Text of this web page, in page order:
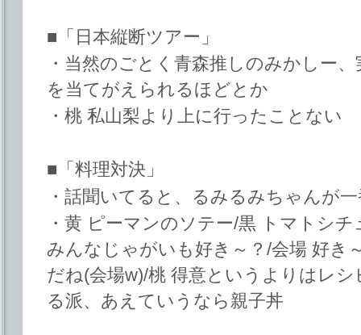
■「日本縦断ツアー」
・当然のごとく青森推しのみかしー
を当てがえられるほどとか
・桃 私山梨より上に行ったことない
■「料理対決」
・話聞いてると、るみるみちゃんが
・黄 ピーマンのソテー/黒 トマトシ
みんなじゃがいも好き～？/会場 好き
だね(会場w)/桃 得意というよりはレ
る派、あえていうなら親子丼